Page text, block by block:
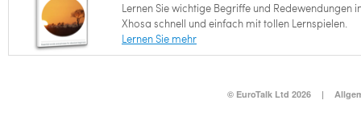
Lernen Sie wichtige Begriffe und Redewendungen
Xhosa schnell und einfach mit tollen Lernspielen.
Lernen Sie mehr
© EuroTalk Ltd 2026 |